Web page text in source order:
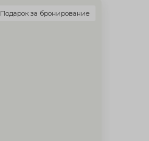
Подарок за бронирование